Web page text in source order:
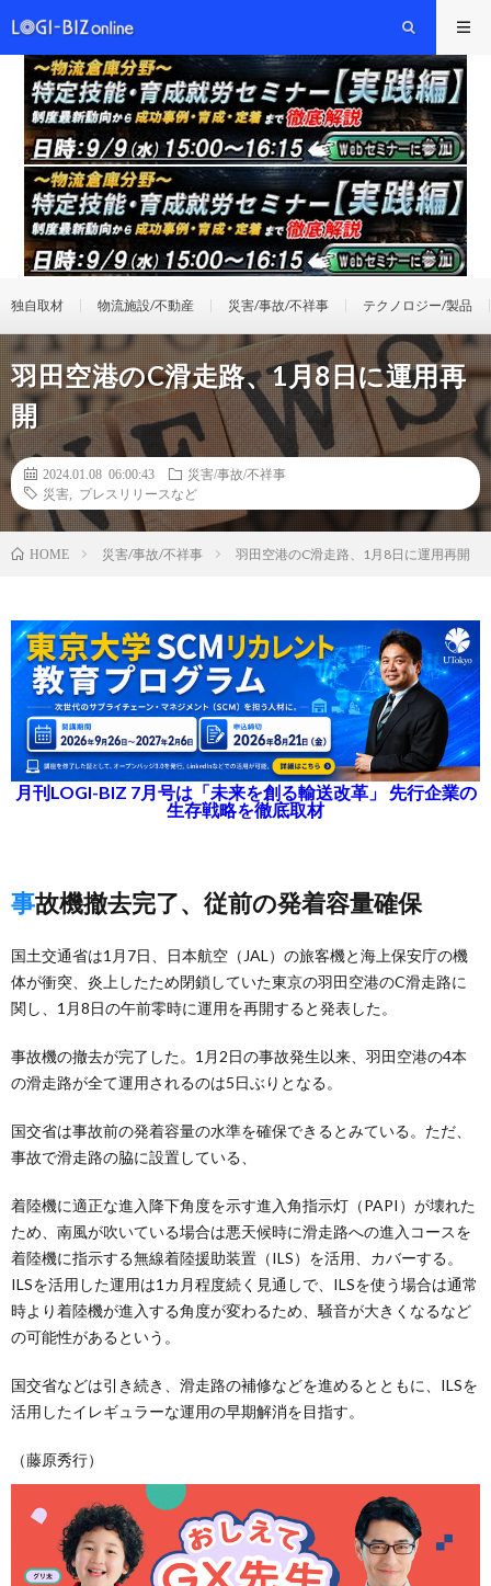
独自取材 物流施設/不動産 災害/事故/不祥事 テクノロジー/製品
羽田空港のC滑走路、1月8日に運用再
開
2024.01.08 06:00:43
災害/事故/不祥事
災害
プレスリリースなど
HOME 災害/事故/不祥事 羽田空港のC滑走路、1月8日に運用再開
月刊LOGI-BIZ 7月号は「未来を創る輸送改革」 先行企業の
生存戦略を徹底取材
事故機撤去完了、従前の発着容量確保
国土交通省は1月7日、日本航空（JAL）の旅客機と海上保安庁の機
体が衝突、炎上したため閉鎖していた東京の羽田空港のC滑走路に
関し、1月8日の午前零時に運用を再開すると発表した。
事故機の撤去が完了した。1月2日の事故発生以来、羽田空港の4本
の滑走路が全て運用されるのは5日ぶりとなる。
国交省は事故前の発着容量の水準を確保できるとみている。ただ、
事故で滑走路の脇に設置している、
着陸機に適正な進入降下角度を示す進入角指示灯（PAPI）が壊れた
ため、南風が吹いている場合は悪天候時に滑走路への進入コースを
着陸機に指示する無線着陸援助装置（ILS）を活用、カバーする。
ILSを活用した運用は1カ月程度続く見通しで、ILSを使う場合は通常
時より着陸機が進入する角度が変わるため、騒音が大きくなるなど
の可能性があるという。
国交省などは引き続き、滑走路の補修などを進めるとともに、ILSを
活用したイレギュラーな運用の早期解消を目指す。
（藤原秀行）